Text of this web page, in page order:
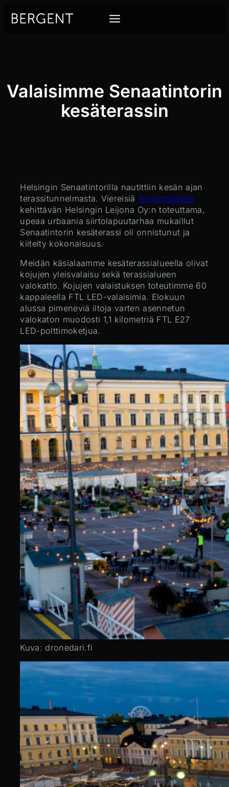
sisältöön
Valaisimme Senaatintorin
kesäterassin
Helsingin Senaatintorilla nautittiin kesän ajan
terassitunnelmasta. ViereisiäTorikortteleita
kehittävän Helsingin Leijona Oy:n toteuttama,
upeaa urbaania siirtolapuutarhaa mukaillut
Senaatintorin kesäterassi oli onnistunut ja
kiitelty kokonaisuus.
Meidän käsialaamme kesäterassialueella olivat
kojujen yleisvalaisu sekä terassialueen
valokatto. Kojujen valaistuksen toteutimme 60
kappaleella FTL LED-valaisimia. Elokuun
alussa pimeneviä iltoja varten asennetun
valokaton muodosti 1,1 kilometriä FTL E27
LED-polttimoketjua.
Kuva: dronedari.fi